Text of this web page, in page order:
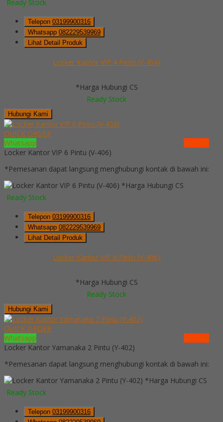
Ready Stock
Telepon 03199900316
Whatsapp 082229539969
Lihat Detail Produk
Locker Kantor VIP 4 Pintu (V-404)
*Harga Hubungi CS
Ready Stock
Hubungi Kami
QUICK ORDER
Whatsapp
via SMS
Locker Kantor VIP 6 Pintu (V-406)
*Pemesanan dapat langsung menghubungi kontak di bawah ini:
*Harga Hubungi CS
Ready Stock
Telepon 03199900316
Whatsapp 082229539969
Lihat Detail Produk
Locker Kantor VIP 6 Pintu (V-406)
*Harga Hubungi CS
Ready Stock
Hubungi Kami
QUICK ORDER
Whatsapp
via SMS
Locker Kantor Yamanaka 2 Pintu (Y-402)
*Pemesanan dapat langsung menghubungi kontak di bawah ini:
*Harga Hubungi CS
Ready Stock
Telepon 03199900316